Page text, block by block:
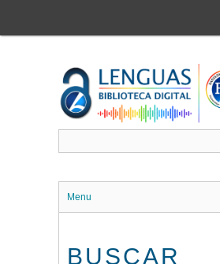
contenido
Menu
BUSCAR